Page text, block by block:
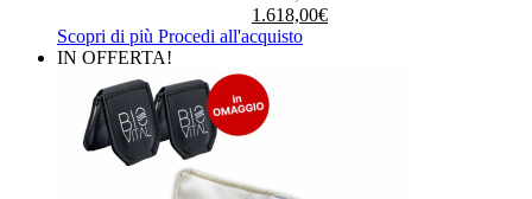
prezzo
originale
1.618,00€
prezzo
attuale
Scopri di più Procedi all'acquisto
IN OFFERTA!